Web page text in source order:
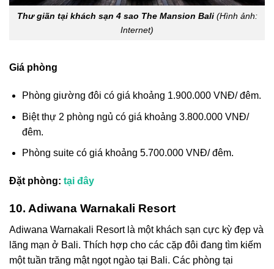
Thư giãn tại khách sạn 4 sao The Mansion Bali(Hình ảnh:
Internet)
Giá phòng
Phòng giường đôi có giá khoảng 1.900.000 VNĐ/ đêm.
Biệt thự 2 phòng ngủ có giá khoảng 3.800.000 VNĐ/
đêm.
Phòng suite có giá khoảng 5.700.000 VNĐ/ đêm.
Đặt phòng: tại đây
10. Adiwana Warnakali Resort
Adiwana Warnakali Resort là một khách sạn cực kỳ đẹp và
lãng mạn ở Bali. Thích hợp cho các cặp đôi đang tìm kiếm
một tuần trăng mật ngọt ngào tại Bali. Các phòng tại